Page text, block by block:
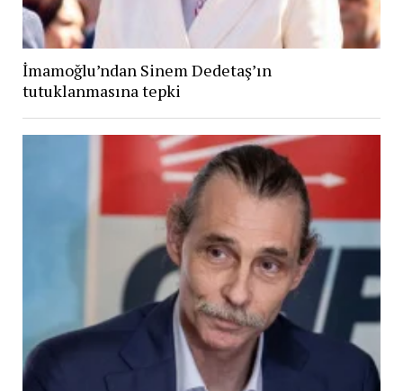
İmamoğlu’ndan Sinem Dedetaş’ın
tutuklanmasına tepki